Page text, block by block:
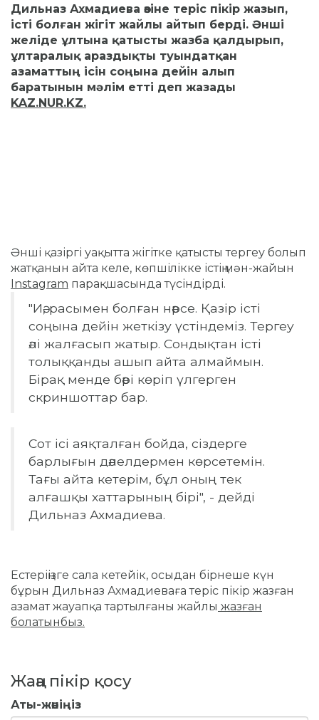
Дильназ Ахмадиева өзіне теріс пікір жазып,
істі болған жігіт жайлы айтып берді. Әнші
желіде ұлтына қатысты жазба қалдырып,
ұлтаралық араздықты туындатқан
азаматтың ісін соңына дейін алып
баратынын мәлім етті деп жазады
KAZ.NUR.KZ.
Әнші қазіргі уақытта жігітке қатысты тергеу болып
жатқанын айта келе, көпшілікке істің мән-жайын
Instagram парақшасында түсіндірді.
"Иә, расымен болған нәрсе. Қазір істі
соңына дейін жеткізу үстіндеміз. Тергеу
әлі жалғасып жатыр. Сондықтан істі
толыққанды ашып айта алмаймын.
Бірақ менде бәрі көріп үлгерген
скриншоттар бар.
Сот ісі аяқталған бойда, сіздерге
барлығын дәлелдермен көрсетемін.
Тағы айта кетерім, бұл оның тек
алғашқы хаттарының бірі", - дейді
Дильназ Ахмадиева.
Естеріңізге сала кетейік, осыдан бірнеше күн
бұрын Дильназ Ахмадиеваға теріс пікір жазған
азамат жауапқа тартылғаны жайлы жазған
болатынбыз.
Жаңа пікір қосу
Аты-жөніңіз